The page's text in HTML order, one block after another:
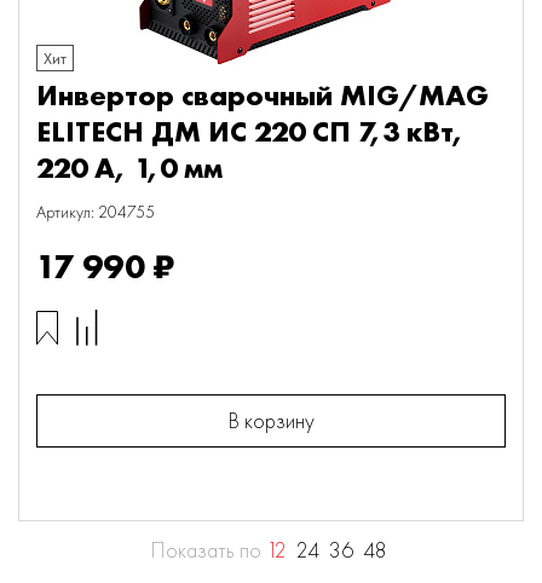
Хит
Инвертор сварочный MIG/MAG
ELITECH ДМ ИС 220 СП 7,3 кВт,
220 А, 1,0 мм
Артикул: 204755
17 990 ₽
В корзину
Показать по 12 24 36 48